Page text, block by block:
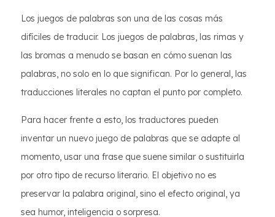
Los juegos de palabras son una de las cosas más
difíciles de traducir. Los juegos de palabras, las rimas y
las bromas a menudo se basan en cómo suenan las
palabras, no solo en lo que significan. Por lo general, las
traducciones literales no captan el punto por completo.
Para hacer frente a esto, los traductores pueden
inventar un nuevo juego de palabras que se adapte al
momento, usar una frase que suene similar o sustituirla
por otro tipo de recurso literario. El objetivo no es
preservar la palabra original, sino el efecto original, ya
sea humor, inteligencia o sorpresa.